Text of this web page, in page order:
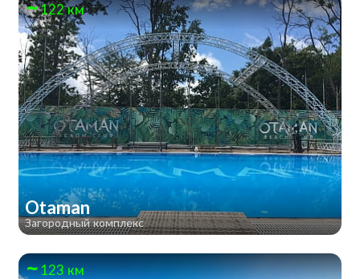
122 км
Otaman
Загородный комплекс
123 км